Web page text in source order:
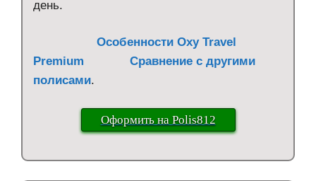
день.
Особенности Oxy Travel
Premium
Сравнение с другими
полисами.
Оформить на Polis812